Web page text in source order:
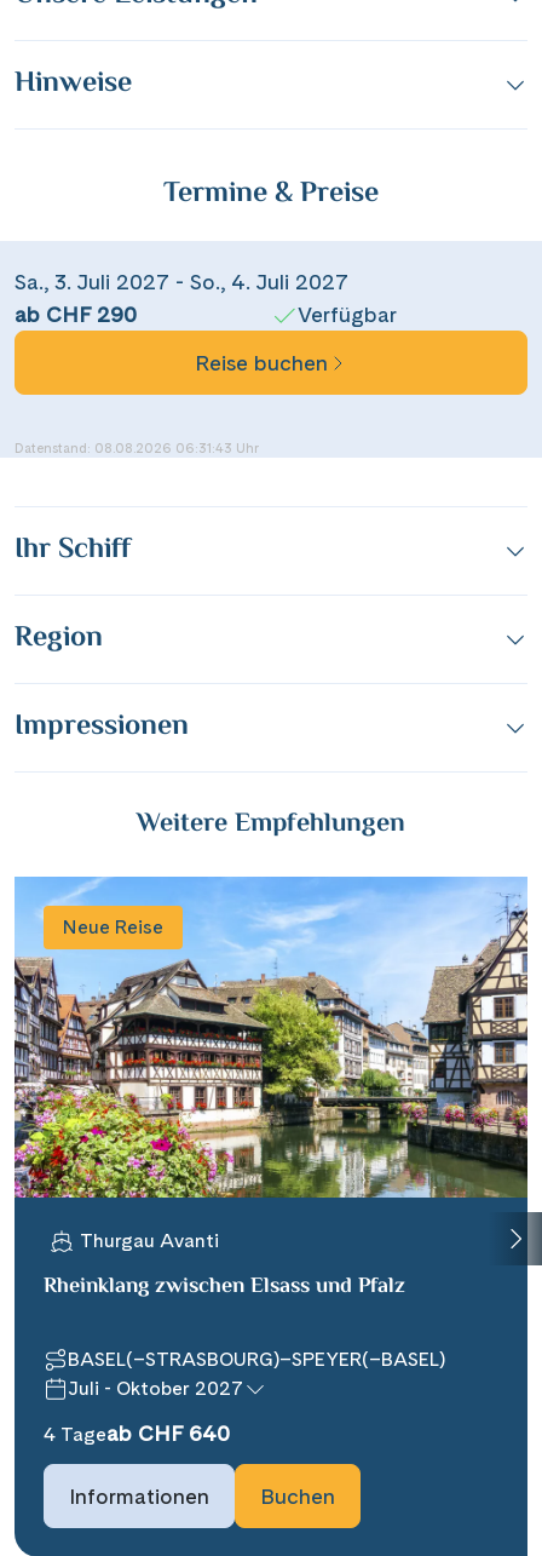
WhatsApp
Link kopieren
Hinweise
Termine & Preise
Sa., 3. Juli 2027 - So., 4. Juli 2027
ab CHF 290
Verfügbar
Reise buchen
Datenstand: 08.08.2026 06:31:43 Uhr
Ihr Schiff
Region
Impressionen
Weitere Empfehlungen
Neue Reise
Thurgau Avanti
Rheinklang zwischen Elsass und Pfalz
BASEL(–STRASBOURG)–SPEYER(–BASEL)
Juli - Oktober 2027
4 Tageab CHF 640
Informationen Buchen